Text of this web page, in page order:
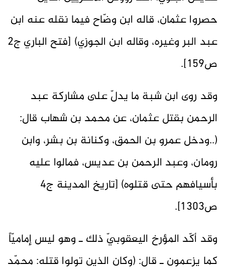
حصروا عثمان، قاله ابن وضّاح فيما نقله عنه ابن
عبد البر وغيره، وقاله ابن الجوزي) [فتح الباري ج2
ص159].
وقد روى ابن شبة ما يدلّ على مشاركة عبد
الرحمن بقتل عثمان، عن محمد بن شهاب قال:
(..ودخل عمرو بن الحمق، وكنانة بن بشر، وابن
رومان، وعبد الرحمن بن عديس، فمالوا عليه
بأسيافهم حتى قتلوه) [تاريخ المدينة ج4
ص1303].
وقد أكّد المؤرخ اليعقوبيّ ذلك ـ وهو ليس إماميّاً
كما يزعمون ـ قال: (وكان الذين تولوا قتله: محمّد